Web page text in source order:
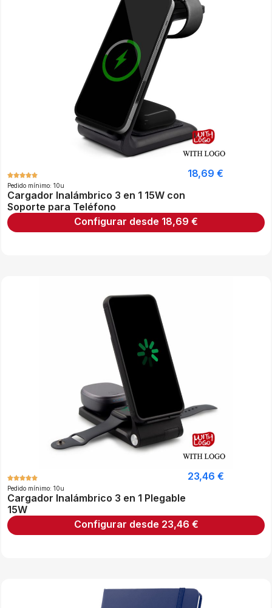
Pedido mínimo: 10u
Cargador Inalámbrico 3 en 1 15W con
Soporte para Teléfono
18,69 €
Configurar desde 18,69 €
Pedido mínimo: 10u
Cargador Inalámbrico 3 en 1 Plegable
15W
23,46 €
Configurar desde 23,46 €